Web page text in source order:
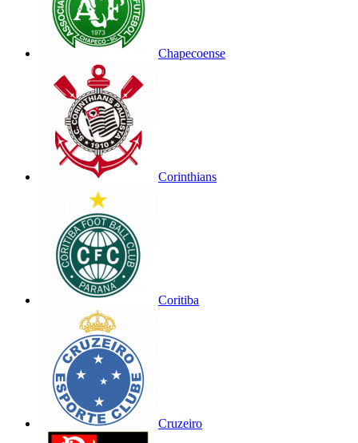
Chapecoense
Corinthians
Coritiba
Cruzeiro